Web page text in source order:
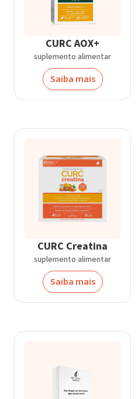
CURC AOX+
suplemento alimentar
Saiba mais
CURC Creatina
suplemento alimentar
Saiba mais